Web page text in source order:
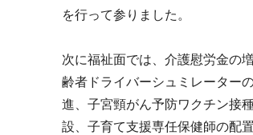
を行って参りました。
次に福祉面では、介護慰労金の
齢者ドライバーシュミレーター
進、子宮頸がん予防ワクチン接
設、子育て支援専任保健師の配